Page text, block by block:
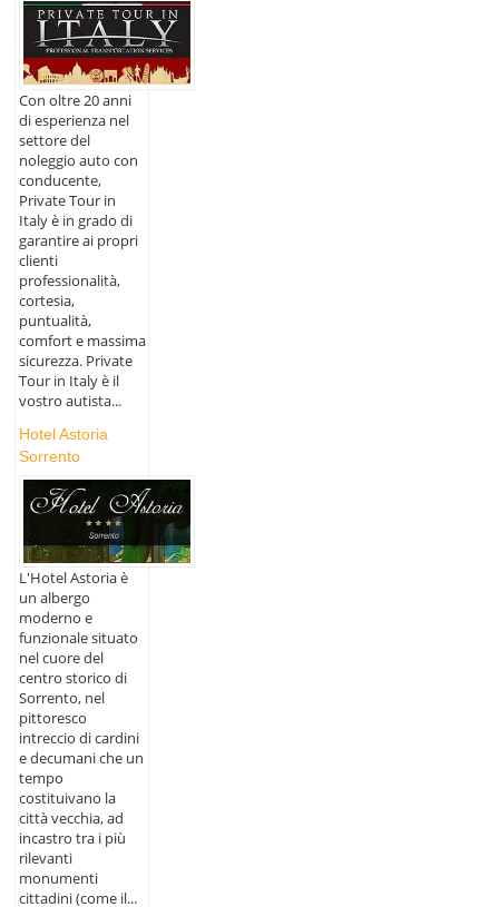
Con oltre 20 anni
di esperienza nel
settore del
noleggio auto con
conducente,
Private Tour in
Italy è in grado di
garantire ai propri
clienti
professionalità,
cortesia,
puntualità,
comfort e massima
sicurezza. Private
Tour in Italy è il
vostro autista...
Hotel Astoria
Sorrento
L'Hotel Astoria è
un albergo
moderno e
funzionale situato
nel cuore del
centro storico di
Sorrento, nel
pittoresco
intreccio di cardini
e decumani che un
tempo
costituivano la
città vecchia, ad
incastro tra i più
rilevanti
monumenti
cittadini (come il...